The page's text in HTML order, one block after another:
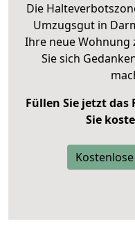
Die
Umzugsgut in
Ihre neue Wohnung
Sie sich
Füllen Sie jetzt
Sie